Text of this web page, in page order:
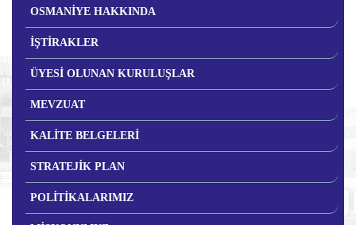
OSMANİYE HAKKINDA
İŞTİRAKLER
ÜYESİ OLUNAN KURULUŞLAR
MEVZUAT
KALİTE BELGELERİ
STRATEJİK PLAN
POLİTİKALARIMIZ